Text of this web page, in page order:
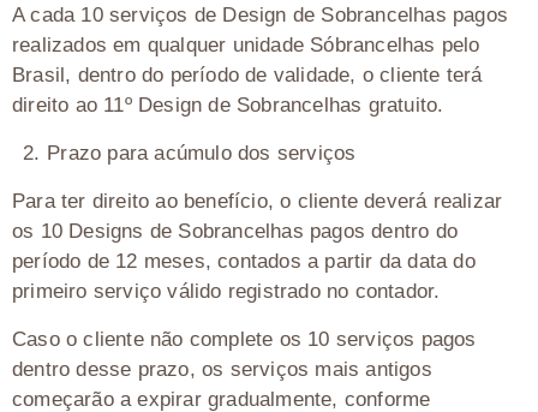
A cada 10 serviços de Design de Sobrancelhas pagos
realizados em qualquer unidade Sóbrancelhas pelo
Brasil, dentro do período de validade, o cliente terá
direito ao 11º Design de Sobrancelhas gratuito.
2.⁠ ⁠Prazo para acúmulo dos serviços
Para ter direito ao benefício, o cliente deverá realizar
os 10 Designs de Sobrancelhas pagos dentro do
período de 12 meses, contados a partir da data do
primeiro serviço válido registrado no contador.
Caso o cliente não complete os 10 serviços pagos
dentro desse prazo, os serviços mais antigos
começarão a expirar gradualmente, conforme